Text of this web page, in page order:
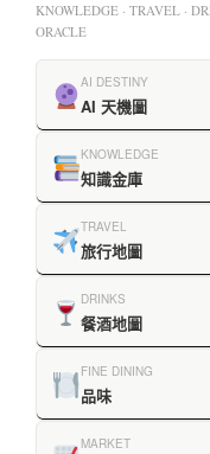
KNOWLEDGE · TRAVEL ·
ORACLE
AI DESTINY
AI 天機圖
KNOWLEDGE
知識金庫
TRAVEL
旅行地圖
DRINKS
餐酒地圖
FINE DINING
品味
MARKET